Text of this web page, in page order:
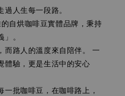
過人生每一段路。
自烘咖啡豆實體品牌，秉持
。
而路人的溫度來自陪伴。 一
體驗，更是生活中的安心
一批咖啡豆，在咖啡路上，